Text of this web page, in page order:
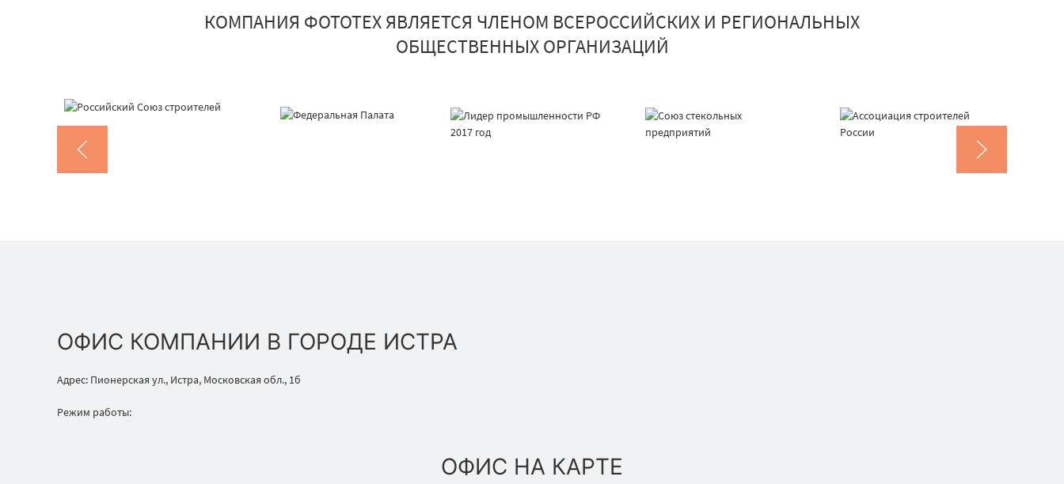
КОМПАНИЯ ФОТОТЕХ ЯВЛЯЕТСЯ ЧЛЕНОМ ВСЕРОССИЙСКИХ И РЕГИОНАЛЬНЫХ
ОБЩЕСТВЕННЫХ ОРГАНИЗАЦИЙ
ОФИС КОМПАНИИ В ГОРОДЕ ИСТРА
Адрес: Пионерская ул., Истра, Московская обл., 1б
Режим работы:
ОФИС НА КАРТЕ